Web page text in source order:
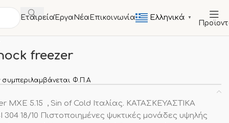
Εταιρεία Έργα Νέα Επικοινωνία Ελληνικά ▼
freezer
Φ.Π.Α
MXE 5.15 , Sin of Cold Ιταλίας. ΚΑΤΑΣΚΕΥΑΣΤΙΚΑ
18/10 Πιστοποιημένες ψυκτικές μονάδες υψηλής